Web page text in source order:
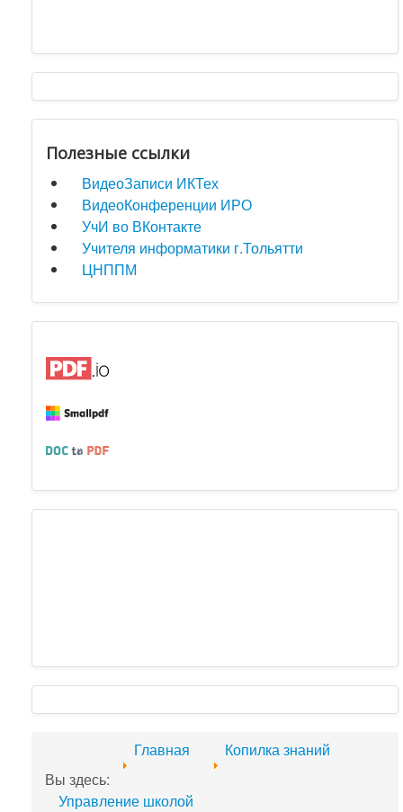
Полезные ссылки
ВидеоЗаписи ИКТех
ВидеоКонференции ИРО
УчИ во ВКонтакте
Учителя информатики г.Тольятти
ЦНППМ
Вы здесь:
Главная Копилка знаний
Управление школой